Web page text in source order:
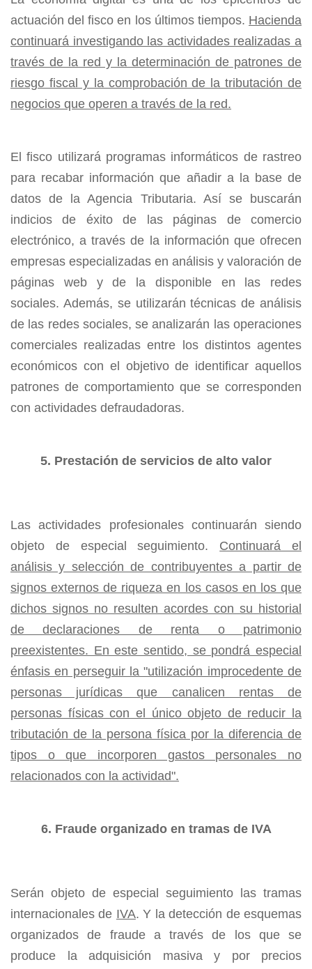
actuación del fisco en los últimos tiempos. Hacienda
continuará investigando las actividades realizadas a
través de la red y la determinación de patrones de
riesgo fiscal y la comprobación de la tributación de
negocios que operen a través de la red.
El fisco utilizará programas informáticos de rastreo
para recabar información que añadir a la base de
datos de la Agencia Tributaria. Así se buscarán
indicios de éxito de las páginas de comercio
electrónico, a través de la información que ofrecen
empresas especializadas en análisis y valoración de
páginas web y de la disponible en las redes
sociales. Además, se utilizarán técnicas de análisis
de las redes sociales, se analizarán las operaciones
comerciales realizadas entre los distintos agentes
económicos con el objetivo de identificar aquellos
patrones de comportamiento que se corresponden
con actividades defraudadoras.
5. Prestación de servicios de alto valor
Las actividades profesionales continuarán siendo
objeto de especial seguimiento. Continuará el
análisis y selección de contribuyentes a partir de
signos externos de riqueza en los casos en los que
dichos signos no resulten acordes con su historial
de declaraciones de renta o patrimonio
preexistentes. En este sentido, se pondrá especial
énfasis en perseguir la "utilización improcedente de
personas jurídicas que canalicen rentas de
personas físicas con el único objeto de reducir la
tributación de la persona física por la diferencia de
tipos o que incorporen gastos personales no
relacionados con la actividad".
6. Fraude organizado en tramas de IVA
Serán objeto de especial seguimiento las tramas
internacionales de IVA. Y la detección de esquemas
organizados de fraude a través de los que se
produce la adquisición masiva y por precios